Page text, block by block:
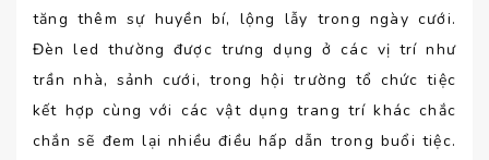
tăng thêm sự huyền bí, lộng lẫy trong ngày cưới.
Đèn led thường được trưng dụng ở các vị trí như
trần nhà, sảnh cưới, trong hội trường tổ chức tiệc
kết hợp cùng với các vật dụng trang trí khác chắc
chắn sẽ đem lại nhiều điều hấp dẫn trong buổi tiệc.